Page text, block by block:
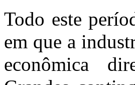
Todo este
em que a
econômica